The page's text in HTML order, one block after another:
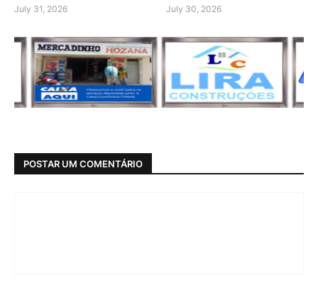
July 31, 2026 July 30, 2026
POSTAR UM COMENTÁRIO